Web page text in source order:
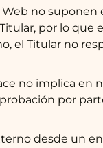
Web no
por lo que
el Titular no
no implica en
por
desde un